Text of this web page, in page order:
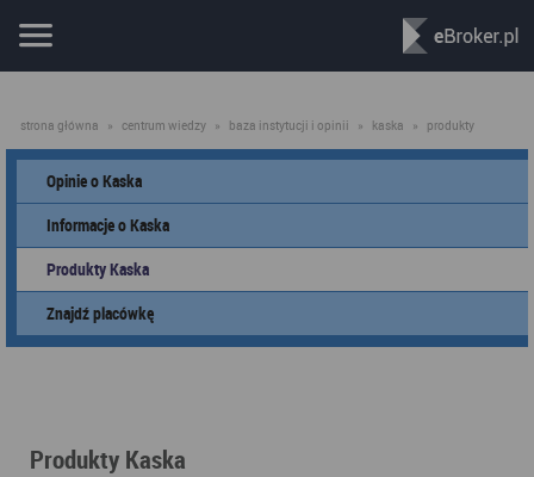
strona główna » centrum wiedzy » baza instytucji i opinii » kaska » produkty
Opinie o Kaska
Informacje o Kaska
Produkty Kaska
Znajdź placówkę
Produkty Kaska